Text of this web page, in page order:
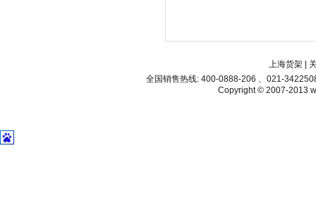
上海货架|
全国销售热线: 400-0888-206 、021-
Copyright © 2007-2013